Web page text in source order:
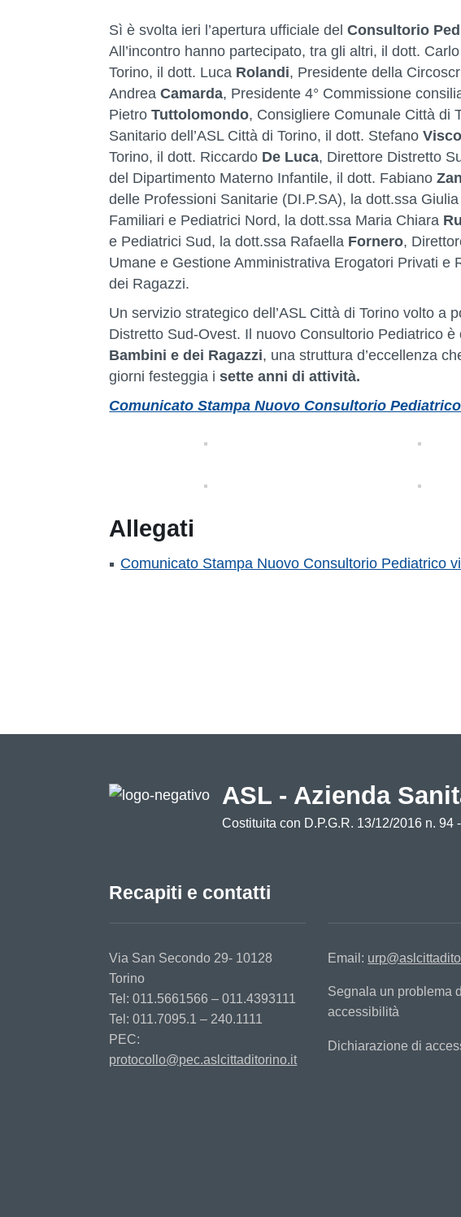
Sì è svolta ieri l’apertura ufficiale delConsultorio
All’incontro hanno partecipato, tra gli altri, il dott. Carlo
Torino, il dott. Luca Rolandi, Presidente della
AndreaCamarda, Presidente 4° Commissione
PietroTuttolomondo, Consigliere Comunale Città di
Sanitario dell’ASL Città di Torino, il dott. Stefano
Torino, il dott. Riccardo De Luca, Direttore Distretto
del Dipartimento Materno Infantile, il dott. Fabiano
delle Professioni Sanitarie (DI.P.SA), la dott.ssa Giulia
Familiari e Pediatrici Nord, la dott.ssa Maria Chiara
e Pediatrici Sud, la dott.ssa Rafaella Fornero,
Umane e Gestione Amministrativa Erogatori Privati
dei Ragazzi.
Un servizio strategico dell’ASL Città di Torino volto a
Distretto Sud-Ovest. Il nuovo Consultorio Pediatrico
Bambini e dei Ragazzi, una struttura d’eccellenza
giorni festeggia isette anni di attività.
Comunicato Stampa Nuovo Consultorio
Allegati
Comunicato Stampa Nuovo Consultorio Pediatrico
ASL - Azienda
Costituita con D.P.G.R. 13/12/2016 n.
Recapiti e contatti
Via San Secondo 29- 10128
Torino
Tel: 011.5661566 – 011.4393111
Tel: 011.7095.1 – 240.1111
PEC:
protocollo@pec.aslcittaditorino.it
Email:
Segnala un problema
accessibilità
Dichiarazione di